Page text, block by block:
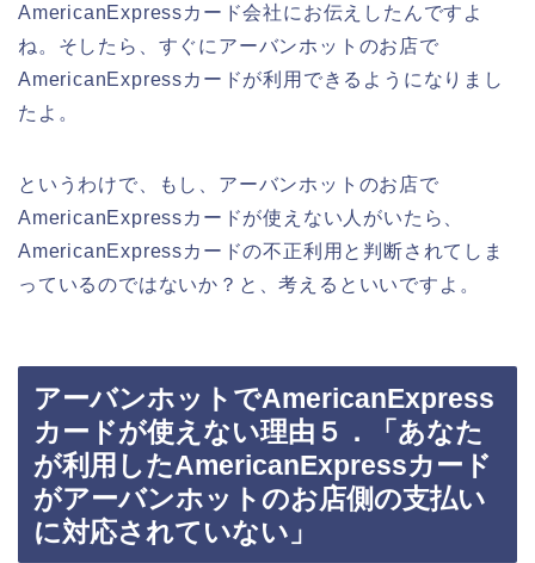
AmericanExpressカード会社にお伝えしたんですよ
ね。そしたら、すぐにアーバンホットのお店で
AmericanExpressカードが利用できるようになりまし
たよ。
というわけで、もし、アーバンホットのお店で
AmericanExpressカードが使えない人がいたら、
AmericanExpressカードの不正利用と判断されてしま
っているのではないか？と、考えるといいですよ。
アーバンホットでAmericanExpress
カードが使えない理由５．「あなた
が利用したAmericanExpressカード
がアーバンホットのお店側の支払い
に対応されていない」